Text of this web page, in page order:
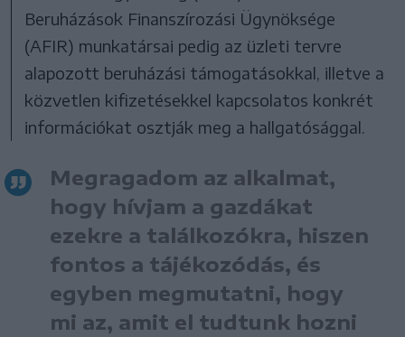
Beruházások Finanszírozási Ügynöksége
(AFIR) munkatársai pedig az üzleti tervre
alapozott beruházási támogatásokkal, illetve a
közvetlen kifizetésekkel kapcsolatos konkrét
információkat osztják meg a hallgatósággal.
Megragadom az alkalmat,
hogy hívjam a gazdákat
ezekre a találkozókra, hiszen
fontos a tájékozódás, és
egyben megmutatni, hogy
mi az, amit el tudtunk hozni